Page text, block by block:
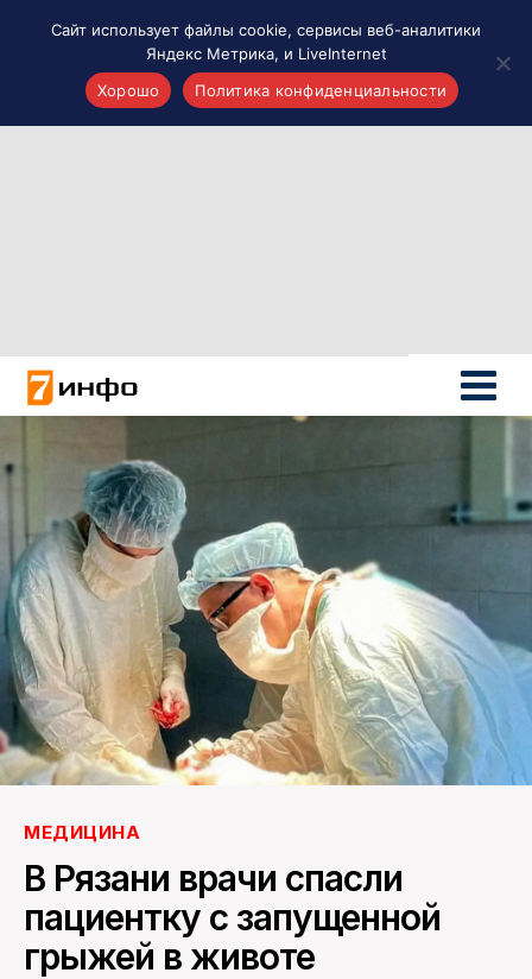
Новости России
Политика
Новости мира
Все материалы 7инфо
О НАС
ПОИСК ПО САЙТУ
МЕДИЦИНА
В Рязани врачи спасли
пациентку с запущенной
грыжей в животе
Сайт использует файлы cookie, сервисы веб-аналитики
Яндекс Метрика, и LiveInternet
Хорошо
Политика конфиденциальности